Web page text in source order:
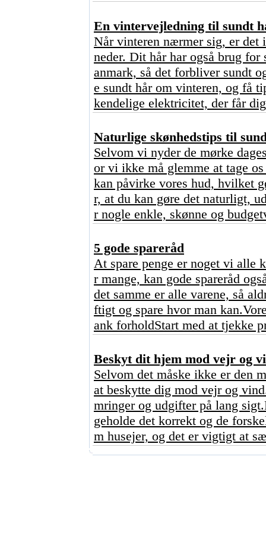
En vintervejledning til sundt
Når vinteren nærmer sig, er det
neder. Dit hår har også brug
anmark, så det forbliver sundt
e sundt hår om vinteren, og få
kendelige elektricitet, der får
Naturlige skønhedstips til
Selvom vi nyder de mørke
or vi ikke må glemme at tage
kan påvirke vores hud, hvilket
r, at du kan gøre det naturligt,
r nogle enkle, skønne og
5 gode spareråd
At spare penge er noget vi alle
r mange, kan gode spareråd
det samme er alle varene, så
ftigt og spare hvor man
ank forholdStart med at tjekke
Beskyt dit hjem mod vejr og
Selvom det måske ikke er den
at beskytte dig mod vejr og
mringer og udgifter på lang
geholde det korrekt og de
m husejer, og det er vigtigt at